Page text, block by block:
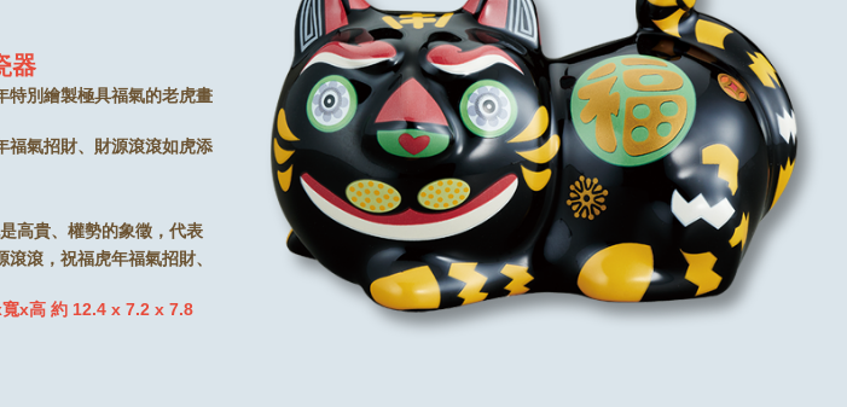
器
特別繪製極具福氣的老虎畫
福氣招財、財源滾滾如虎添
是高貴、權勢的象徵，代表
滾滾，祝福虎年福氣招財、
x高 約 12.4 x 7.2 x 7.8